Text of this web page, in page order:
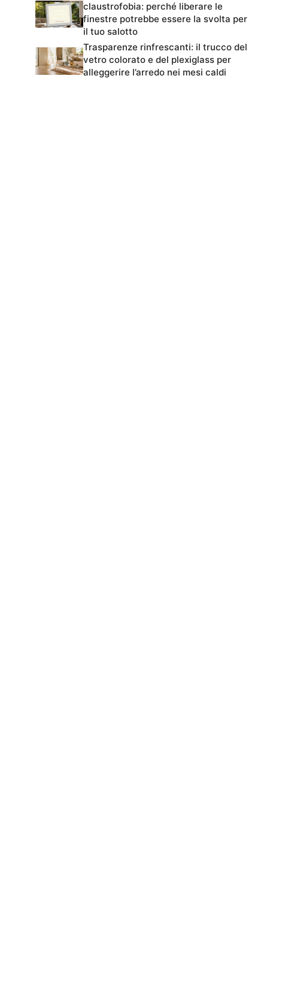
claustrofobia: perché liberare le
finestre potrebbe essere la svolta per
il tuo salotto
Trasparenze rinfrescanti: il trucco del
vetro colorato e del plexiglass per
alleggerire l’arredo nei mesi caldi